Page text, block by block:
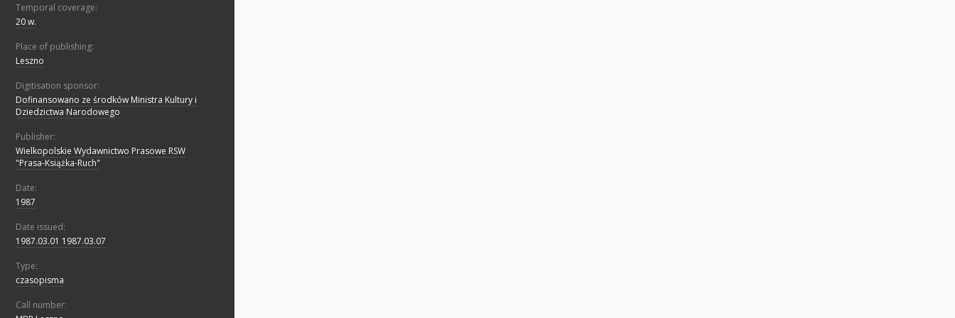
Temporal coverage:
20 w.
Place of publishing:
Leszno
Digitisation sponsor:
Dofinansowano ze środków Ministra Kultury i
Dziedzictwa Narodowego
Publisher:
Wielkopolskie Wydawnictwo Prasowe RSW
"Prasa-Książka-Ruch"
Date:
1987
Date issued:
1987.03.01 1987.03.07
Type:
czasopisma
Call number: